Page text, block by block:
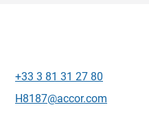
Teléfono
+33 3 81 31 27 80
Correo electrónico de
H8187@accor.com